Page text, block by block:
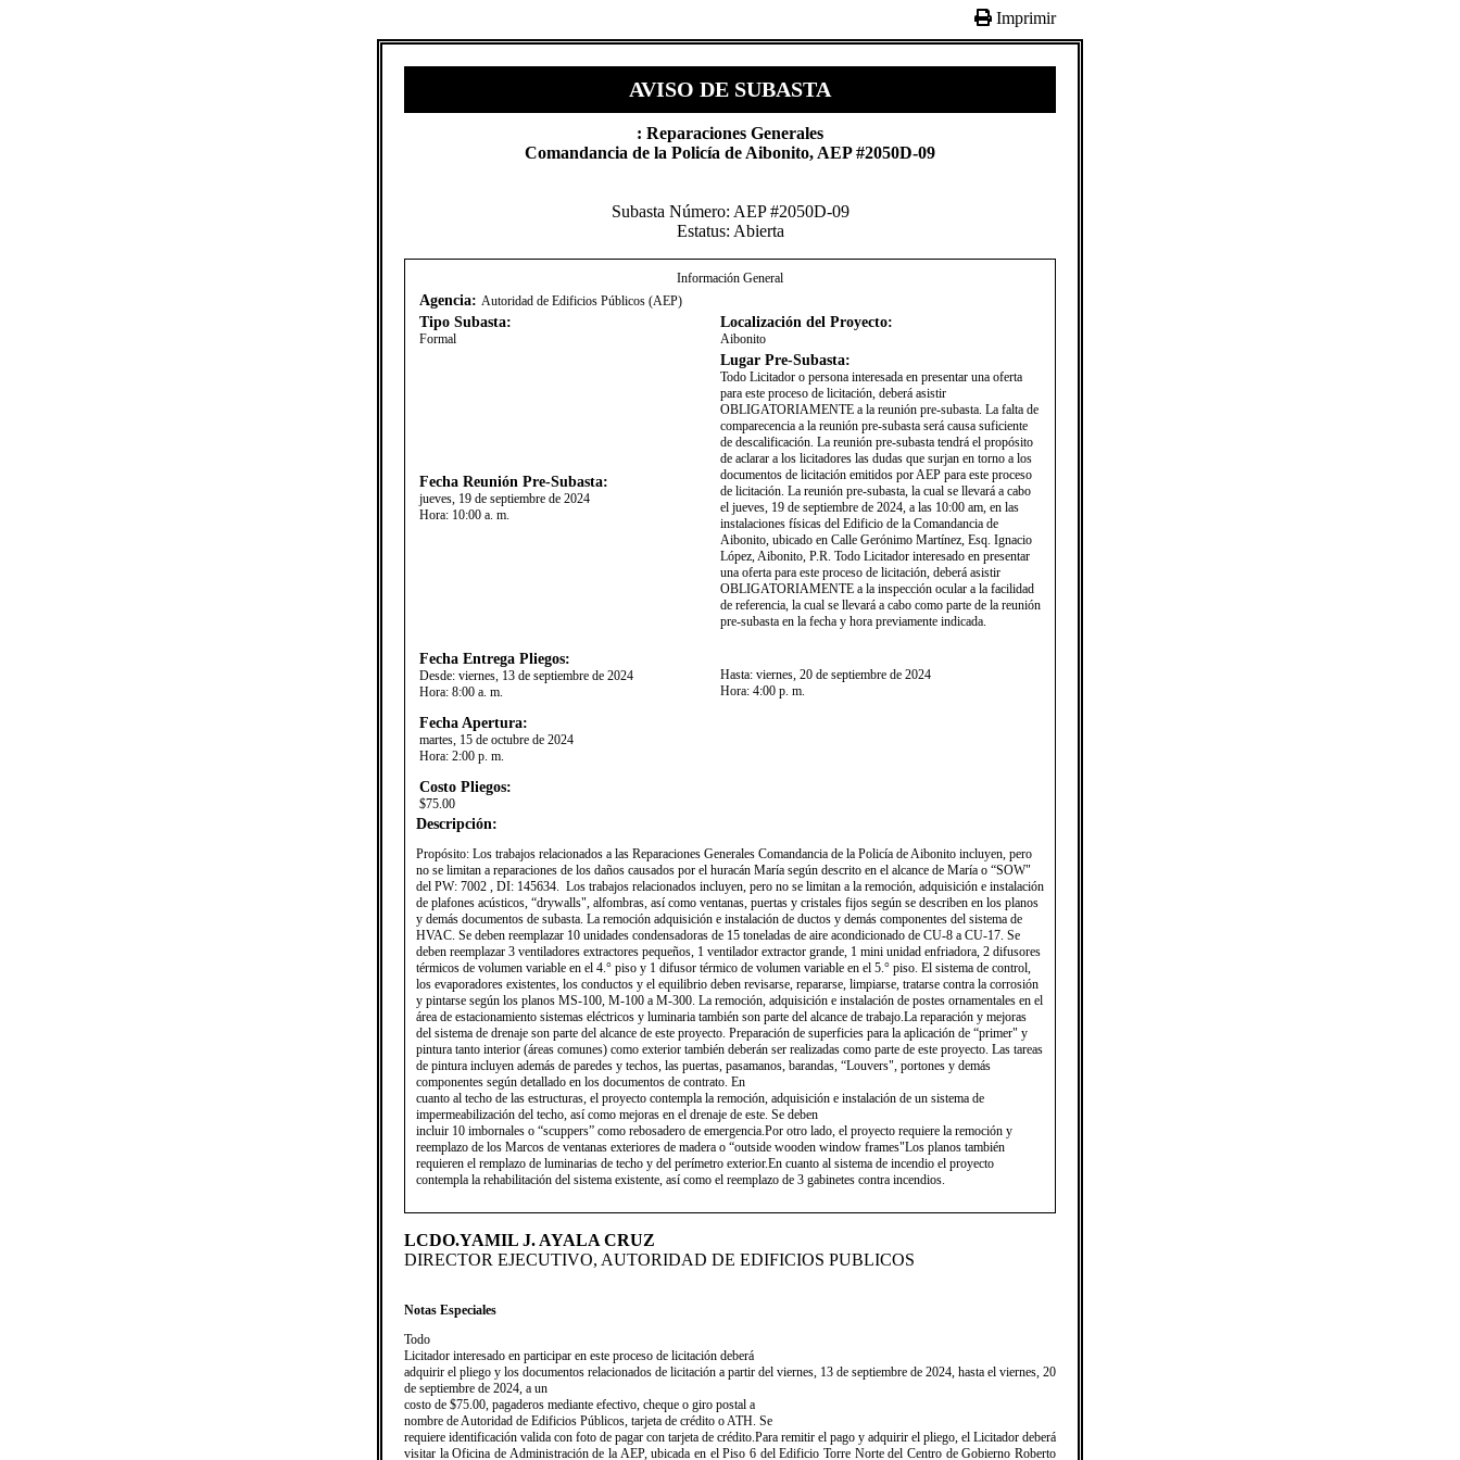
Imprimir
AVISO DE SUBASTA
​: Reparaciones Generales
Comandancia de la Policía de Aibonito​, AEP #2050D-09
Subasta Número: AEP #2050D-09
Estatus: Abierta
Información General
Agencia: Autoridad de Edificios Públicos (AEP)
Tipo Subasta:
Formal
Localización del Proyecto:
Aibonito
Fecha Reunión Pre-Subasta:
jueves, 19 de septiembre de 2024
Hora: 10:00 a. m.
Lugar Pre-Subasta:
Todo Licitador o persona interesada en presentar una oferta
para este proceso de licitación, deberá asistir
OBLIGATORIAMENTE a la reunión pre-subasta. La falta de
comparecencia a la reunión pre-subasta será causa suficiente
de descalificación. La reunión pre-subasta tendrá el propósito
de aclarar a los licitadores las dudas que surjan en torno a los
documentos de licitación emitidos por AEP para este proceso
de licitación. La reunión pre-subasta, la cual se llevará a cabo
el jueves, 19 de septiembre de 2024, a las 10:00 am, en las
instalaciones físicas del Edificio de la Comandancia de
Aibonito, ubicado en Calle Gerónimo Martínez, Esq. Ignacio
López, Aibonito, P.R. Todo Licitador interesado en presentar
una oferta para este proceso de licitación, deberá asistir
OBLIGATORIAMENTE a la inspección ocular a la facilidad
de referencia, la cual se llevará a cabo como parte de la reunión
pre-subasta en la fecha y hora previamente indicada.​ ​
Fecha Entrega Pliegos:
Desde: viernes, 13 de septiembre de 2024
Hora: 8:00 a. m.
Hasta: viernes, 20 de septiembre de 2024
Hora: 4:00 p. m.
Fecha Apertura:
martes, 15 de octubre de 2024
Hora: 2:00 p. m.
Costo Pliegos:
$75.00
Descripción:
​Propósito: Los trabajos relacionados a las Reparaciones Generales Comandancia de la Policía de Aibonito incluyen, pero
no se limitan a reparaciones de los daños causados por el huracán María según descrito en el alcance de María o “SOW"
del PW: 7002 , DI: 145634. Los trabajos relacionados incluyen, pero no se limitan a la remoción, adquisición e instalación
de plafones acústicos, “drywalls", alfombras, así como ventanas, puertas y cristales fijos según se describen en los planos
y demás documentos de subasta. La remoción adquisición e instalación de ductos y demás componentes del sistema de
HVAC. Se deben reemplazar 10 unidades condensadoras de 15 toneladas de aire acondicionado de CU-8 a CU-17. Se
deben reemplazar 3 ventiladores extractores pequeños, 1 ventilador extractor grande, 1 mini unidad enfriadora, 2 difusores
térmicos de volumen variable en el 4.° piso y 1 difusor térmico de volumen variable en el 5.° piso. El sistema de control,
los evaporadores existentes, los conductos y el equilibrio deben revisarse, repararse, limpiarse, tratarse contra la corrosión
y pintarse según los planos MS-100, M-100 a M-300. La remoción, adquisición e instalación de postes ornamentales en el
área de estacionamiento sistemas eléctricos y luminaria también son parte del alcance de trabajo.La reparación y mejoras
del sistema de drenaje son parte del alcance de este proyecto. Preparación de superficies para la aplicación de “primer" y
pintura tanto interior (áreas comunes) como exterior también deberán ser realizadas como parte de este proyecto. Las tareas
de pintura incluyen además de paredes y techos, las puertas, pasamanos, barandas, “Louvers", portones y demás
componentes según detallado en los documentos de contrato. En
cuanto al techo de las estructuras, el proyecto contempla la remoción, adquisición e instalación de un sistema de
impermeabilización del techo, así como mejoras en el drenaje de este. Se deben
incluir 10 imbornales o “scuppers” como rebosadero de emergencia.Por otro lado, el proyecto requiere la remoción y
reemplazo de los Marcos de ventanas exteriores de madera o “outside wooden window frames"Los planos también
requieren el remplazo de luminarias de techo y del perímetro exterior.En cuanto al sistema de incendio el proyecto
contempla la rehabilitación del sistema existente, así como el reemplazo de 3 gabinetes contra incendios. ​
LCDO.YAMIL J. AYALA CRUZ
DIRECTOR EJECUTIVO, AUTORIDAD DE EDIFICIOS PUBLICOS
Notas Especiales
​Todo
Licitador interesado en participar en este proceso de licitación deberá
adquirir el pliego y los documentos relacionados de licitación a partir del viernes, 13 de septiembre de 2024, hasta el viernes, 20
de septiembre de 2024, a un
costo de $75.00, pagaderos mediante efectivo, cheque o giro postal a
nombre de Autoridad de Edificios Públicos, tarjeta de crédito o ATH. Se
requiere identificación valida con foto de pagar con tarjeta de crédito.Para remitir el pago y adquirir el pliego, el Licitador deberá
visitar la Oficina de Administración de la AEP, ubicada en el Piso 6 del Edificio Torre Norte del Centro de Gobierno Roberto